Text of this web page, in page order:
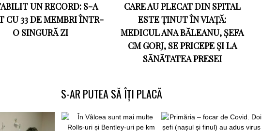
UN RECORD: S-A
CU 33 DE MEMBRI ÎNTR-
O SINGURĂ ZI
CARE AU PLECAT DIN SPITAL
ESTE ȚINUT ÎN VIAȚĂ:
MEDICUL ANA BĂLEANU, ȘEFA
CM GORJ, SE PRICEPE ȘI LA
SĂNĂTATEA PRESEI
S-AR PUTEA SĂ ÎȚI PLACĂ